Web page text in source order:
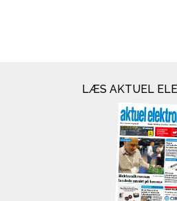
LÆS AKTUEL